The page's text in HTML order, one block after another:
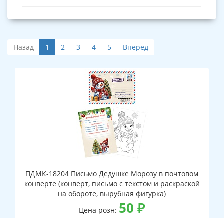
Назад 1 2 3 4 5 Вперед
ПДМК-18204 Письмо Дедушке Морозу в почтовом
конверте (конверт, письмо с текстом и раскраской
на обороте, вырубная фигурка)
Цена розн: 50 ₽